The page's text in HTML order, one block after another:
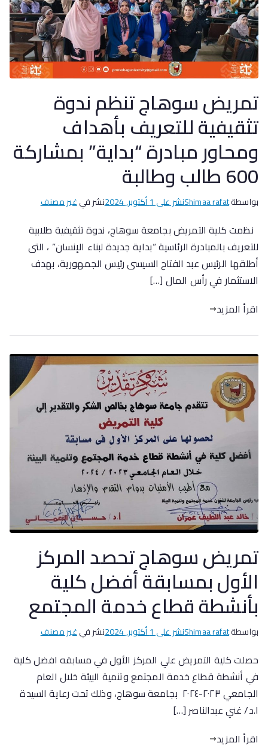
تمريض سوهاج تنظم ندوة
تثقيفية للتعريف بأهداف
ومحاور مبادرة “بداية” بمشاركة
600 طالب وطالبة
بواسطةShimaa rafatنشر على1 أكتوبر, 2024 نشر فيغير مصنف
نظمت كلية التمريض بجامعة سوهاج، ندوة تثقيفية طلابية
للتعريف بالمبادرة الرئاسية “بداية جديدة لبناء الإنسان” ، التى
أطلقها الرئيس عبد الفتاح السيسى رئيس الجمهورية، بهدف
الاستثمار في رأس المال […]
اقرأ المزيد
تمريض سوهاج تحصد المركز
الأول بمسابقة أفضل كلية
بأنشطة قطاع خدمة المجتمع
بواسطةShimaa rafatنشر على1 أكتوبر, 2024 نشر فيغير مصنف
حصلت كلية التمريض علي المركز الأول في مسابقه افضل كلية
في أنشطة قطاع خدمة المجتمع وتنمية البيئة خلال العام
الجامعي ٢٠٢٣-٢٠٢٤ بجامعة سوهاج، وذلك تحت رعاية السيدة
ا.د/ غني عبدالناصر […]
اقرأ المزيد